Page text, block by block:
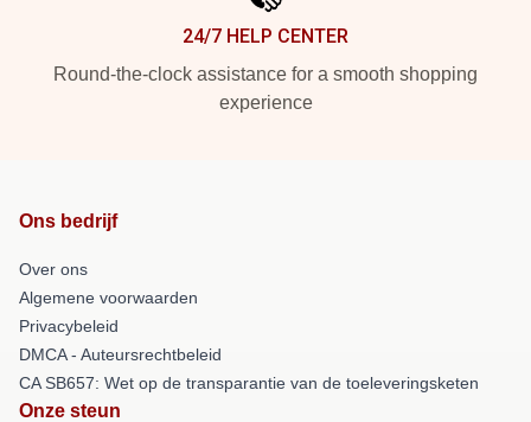
24/7 HELP CENTER
Round-the-clock assistance for a smooth shopping
experience
Ons bedrijf
Over ons
Algemene voorwaarden
Privacybeleid
DMCA - Auteursrechtbeleid
CA SB657: Wet op de transparantie van de toeleveringsketen
Onze steun